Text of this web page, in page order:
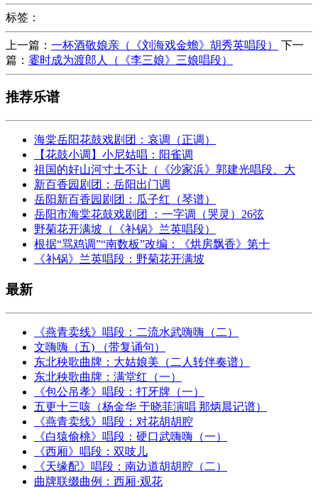
标签：
上一篇： 一杯酒敬娘亲（《刘海戏金蟾》胡秀英唱段）
下一
篇： 霎时成为渡郎人（《李三娘》三娘唱段）
推荐乐谱
海棠岳阳花鼓戏剧团：哀调（正调）
【花鼓小调】小尼姑唱：阳雀调
祖国的好山河寸土不让（《沙家浜》郭建光唱段、大
新百香园剧团：岳阳出门调
岳阳新百香园剧团：瓜子红（琴谱）
岳阳市海棠花鼓戏剧团 ：一字调（哭灵）26弦
野菊花开满坡（《补锅》兰英唱段）
根据“骂鸡调”“南数板”改编：《烘房飘香》第十
《补锅》兰英唱段：野菊花开满坡
最新
《燕青卖线》唱段：二流水武嗨嗨（二）
文嗨嗨（五) （带复诵句）
东北秧歌曲牌：大姑娘美（二人转伴奏谱）
东北秧歌曲牌：满堂红（一）
《包公吊孝》唱段：打牙牌（一）
五更十三咳（杨金华 于晓菲演唱 那炳晨记谱）
《燕青卖线》唱段：对花胡胡腔
《白猿偷桃》唱段：硬口武嗨嗨（一）
《西厢》唱段：双吱儿
《天缘配》唱段：南边道胡胡腔（二）
曲牌联缀曲例：西厢·观花